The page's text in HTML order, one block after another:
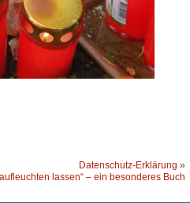
Datenschutz-Erklärung »
lassen“ – ein besonderes Buch